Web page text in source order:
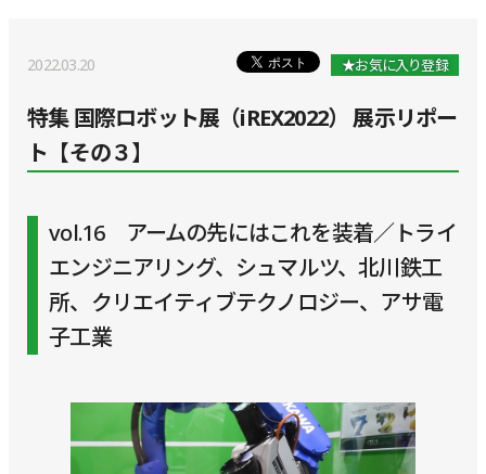
2022.03.20 ★お気に入り登録
特集 国際ロボット展（iREX2022） 展示リポー
ト【その３】
vol.16 アームの先にはこれを装着／トライ
エンジニアリング、シュマルツ、北川鉄工
所、クリエイティブテクノロジー、アサ電
子工業